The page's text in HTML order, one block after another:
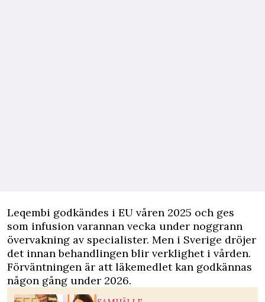
Leqembi godkändes i EU våren 2025 och ges
som infusion varannan vecka under noggrann
övervakning av specialister. Men i Sverige dröjer
det innan behandlingen blir verklighet i vården.
Förväntningen är att läkemedlet kan godkännas
någon gång under 2026.